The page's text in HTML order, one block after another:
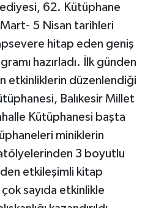
62. Kütüphane
Mart- 5 Nisan tarihleri
hitap eden geniş
hazırladı. İlk günden
etkinliklerin düzenlendiği
Balıkesir Millet
Kütüphanesi başta
miniklerin
3 boyutlu
etkileşimli kitap
sayıda etkinlikle